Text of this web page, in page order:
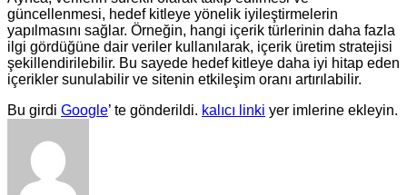
güncellenmesi, hedef kitleye yönelik iyileştirmelerin
yapılmasını sağlar. Örneğin, hangi içerik türlerinin daha fazla
ilgi gördüğüne dair veriler kullanılarak, içerik üretim stratejisi
şekillendirilebilir. Bu sayede hedef kitleye daha iyi hitap eden
içerikler sunulabilir ve sitenin etkileşim oranı artırılabilir.
Bu girdi Google’ te gönderildi. kalıcı linki yer imlerine ekleyin.